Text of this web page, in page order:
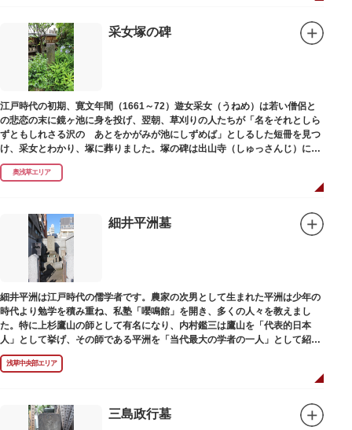
采女塚の碑
江戸時代の初期、寛文年間（1661～72）遊女采女（うねめ）は若い僧侶と
の悲恋の末に鏡ヶ池に身を投げ、翌朝、草刈りの人たちが「名をそれとしら
ずともしれさる沢の あとをかがみが池にしずめば」としるした短冊を見つ
け、采女とわかり、塚に葬りました。塚の碑は出山寺（しゅっさんじ）にあ
ります。
奥浅草エリア
細井平洲墓
細井平洲は江戸時代の儒学者です。農家の次男として生まれた平洲は少年の
時代より勉学を積み重ね、私塾「嚶鳴館」を開き、多くの人々を教えまし
た。特に上杉鷹山の師として有名になり、内村鑑三は鷹山を「代表的日本
人」として挙げ、その師である平洲を「当代最大の学者の一人」として紹介
しています。お墓は天嶽院（てんがくいん）境内にあります。
浅草中央部エリア
三島政行墓